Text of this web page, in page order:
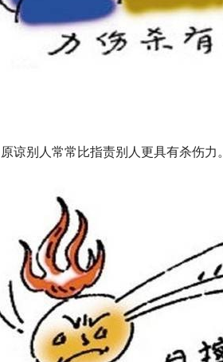
谅别人常常比指责别人更具有杀伤力。